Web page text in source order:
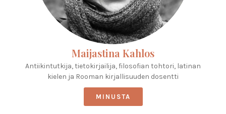
Maijastina Kahlos
Antiikintutkija, tietokirjailija, filosofian tohtori, latinan
kielen ja Rooman kirjallisuuden dosentti
MINUSTA